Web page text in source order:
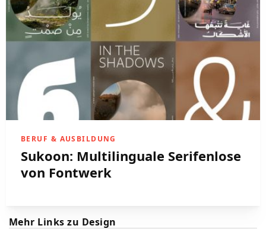
BERUF & AUSBILDUNG
Sukoon: Multilinguale Serifenlose
von Fontwerk
Mehr Links zu Design